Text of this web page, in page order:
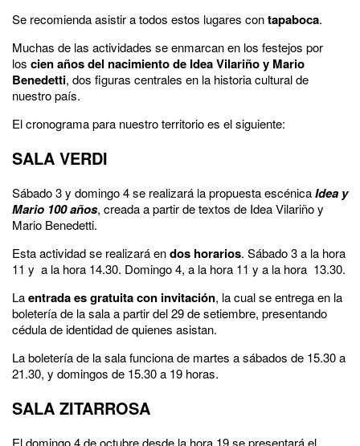
Se recomienda asistir a todos estos lugares contapaboca.
Muchas de las actividades se enmarcan en los festejos por
los cien años del nacimiento de Idea Vilariño y Mario
Benedetti, dos figuras centrales en la historia cultural de
nuestro país.
El cronograma para nuestro territorio es el siguiente:
SALA VERDI
Sábado 3 y domingo 4 se realizará la propuesta escénicaIdea y
Mario 100 años, creada a partir de textos de Idea Vilariño y
Mario Benedetti.
Esta actividad se realizará endos horarios. Sábado 3 a la hora
11 y a la hora 14.30. Domingo 4, a la hora 11 y a la hora 13.30.
Laentrada es gratuita con invitación, la cual se entrega en la
boletería de la sala a partir del 29 de setiembre, presentando
cédula de identidad de quienes asistan.
La boletería de la sala funciona de martes a sábados de 15.30 a
21.30, y domingos de 15.30 a 19 horas.
SALA ZITARROSA
El domingo 4 de octubre desde la hora 19 se presentará el